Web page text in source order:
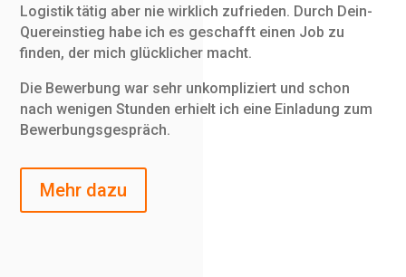
Logistik tätig aber nie wirklich zufrieden. Durch Dein-
Quereinstieg habe ich es geschafft einen Job zu
finden, der mich glücklicher macht.
Die Bewerbung war sehr unkompliziert und schon
nach wenigen Stunden erhielt ich eine Einladung zum
Bewerbungsgespräch.
Mehr dazu